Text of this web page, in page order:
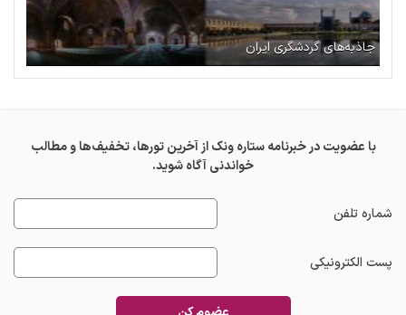
جاذبه‌های گردشگری ایران
با عضویت در خبرنامه ستاره ونک از آخرین تورها، تخفیف‌ها و مطالب
خواندنی آگاه شوید.
شماره تلفن
پست الکترونیکی